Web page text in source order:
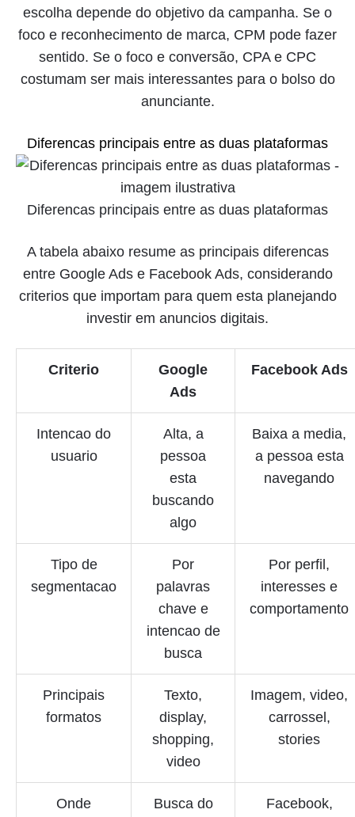
escolha depende do objetivo da campanha. Se o
foco e reconhecimento de marca, CPM pode fazer
sentido. Se o foco e conversão, CPA e CPC
costumam ser mais interessantes para o bolso do
anunciante.
Diferencas principais entre as duas plataformas
Diferencas principais entre as duas plataformas
A tabela abaixo resume as principais diferencas
entre Google Ads e Facebook Ads, considerando
criterios que importam para quem esta planejando
investir em anuncios digitais.
Criterio
Google
Ads
Facebook Ads
Intencao do
usuario
Alta, a
pessoa
esta
buscando
algo
Baixa a media,
a pessoa esta
navegando
Tipo de
segmentacao
Por
palavras
chave e
intencao de
busca
Por perfil,
interesses e
comportamento
Principais
formatos
Texto,
display,
shopping,
video
Imagem, video,
carrossel,
stories
Onde
Busca do
Facebook,